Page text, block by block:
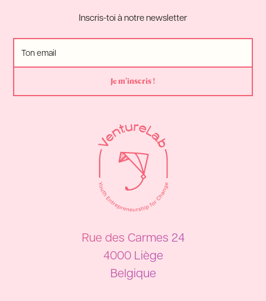
Inscris-toi à notre newsletter
Rue des Carmes 24
4000 Liège
Belgique